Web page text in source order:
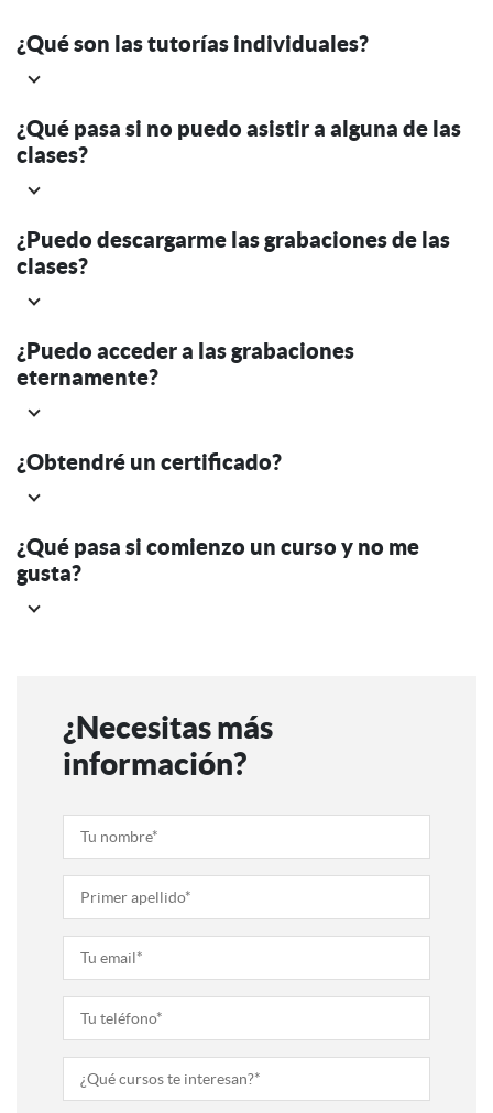
¿Qué son las tutorías individuales?
¿Qué pasa si no puedo asistir a alguna de las
clases?
¿Puedo descargarme las grabaciones de las
clases?
¿Puedo acceder a las grabaciones
eternamente?
¿Obtendré un certificado?
¿Qué pasa si comienzo un curso y no me
gusta?
¿Necesitas más
información?